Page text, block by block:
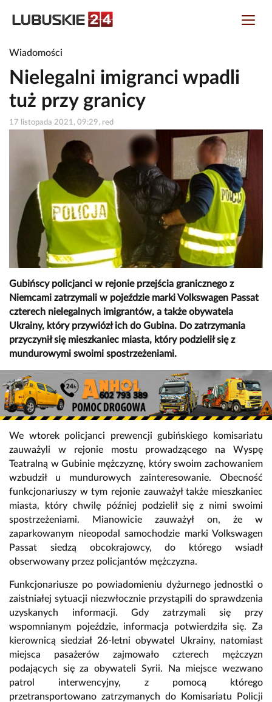
Wiadomości
Nielegalni imigranci wpadli
tuż przy granicy
17 listopada 2021, 09:29, red
Gubińscy policjanci w rejonie przejścia granicznego z
Niemcami zatrzymali w pojeździe marki Volkswagen Passat
czterech nielegalnych imigrantów, a także obywatela
Ukrainy, który przywiózł ich do Gubina. Do zatrzymania
przyczynił się mieszkaniec miasta, który podzielił się z
mundurowymi swoimi spostrzeżeniami.
We wtorek policjanci prewencji gubińskiego komisariatu
zauważyli w rejonie mostu prowadzącego na Wyspę
Teatralną w Gubinie mężczyznę, który swoim zachowaniem
wzbudził u mundurowych zainteresowanie. Obecność
funkcjonariuszy w tym rejonie zauważył także mieszkaniec
miasta, który chwilę później podzielił się z nimi swoimi
spostrzeżeniami. Mianowicie zauważył on, że w
zaparkowanym nieopodal samochodzie marki Volkswagen
Passat siedzą obcokrajowcy, do którego wsiadł
obserwowany przez policjantów mężczyzna.
Funkcjonariusze po powiadomieniu dyżurnego jednostki o
zaistniałej sytuacji niezwłocznie przystąpili do sprawdzenia
uzyskanych informacji. Gdy zatrzymali się przy
wspomnianym pojeździe, informacja potwierdziła się. Za
kierownicą siedział 26-letni obywatel Ukrainy, natomiast
miejsca pasażerów zajmowało czterech mężczyzn
podających się za obywateli Syrii. Na miejsce wezwano
patrol interwencyjny, z pomocą którego
przetransportowano zatrzymanych do Komisariatu Policji